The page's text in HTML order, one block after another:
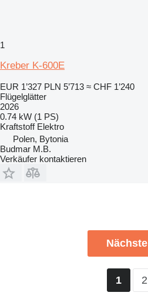
1
Kreber K-600E
EUR 1’327 PLN 5’713 ≈ CHF 1’240
Flügelglätter
2026
0.74 kW (1 PS)
Kraftstoff Elektro
Polen, Bytonia
Budmar M.B.
Verkäufer kontaktieren
Nächste
1 2